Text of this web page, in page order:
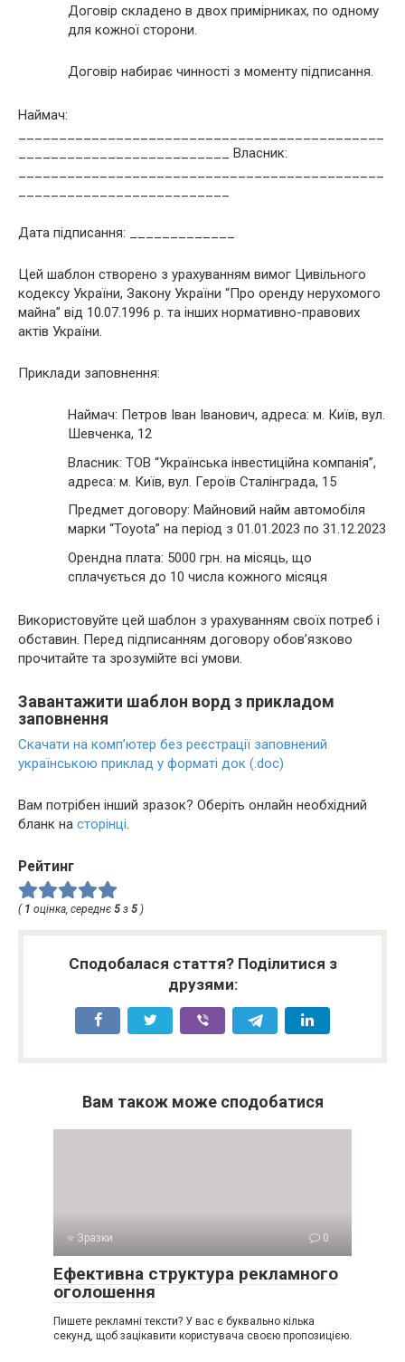
Договір складено в двох примірниках, по одному
для кожної сторони.
Договір набирає чинності з моменту підписання.
Наймач:
__________________________ Власник:
Дата підписання: _____________
Цей шаблон створено з урахуванням вимог Цивільного
кодексу України, Закону України “Про оренду нерухомого
майна” від 10.07.1996 р. та інших нормативно-правових
актів України.
Приклади заповнення:
Наймач: Петров Іван Іванович, адреса: м. Київ, вул.
Шевченка, 12
Власник: ТОВ “Українська інвестиційна компанія”,
адреса: м. Київ, вул. Героїв Сталінграда, 15
Предмет договору: Майновий найм автомобіля
марки “Toyota” на період з 01.01.2023 по 31.12.2023
Орендна плата: 5000 грн. на місяць, що
сплачується до 10 числа кожного місяця
Використовуйте цей шаблон з урахуванням своїх потреб і
обставин. Перед підписанням договору обов’язково
прочитайте та зрозумійте всі умови.
Завантажити шаблон ворд з прикладом
заповнення
Скачати на комп’ютер без реєстрації заповнений
українською приклад у форматі док (.doc)
Вам потрібен інший зразок? Оберіть онлайн необхідний
бланк на сторінці.
Рейтинг
( 1 оцінка, середнє 5 з 5 )
Сподобалася стаття? Поділитися з
друзями:
Вам також може сподобатися
⭐ Зразки 0
Ефективна структура рекламного
оголошення
Пишете рекламні тексти? У вас є буквально кілька
секунд, щоб зацікавити користувача своєю пропозицією.